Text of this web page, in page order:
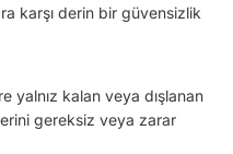
karşı derin bir güvensizlik
yalnız kalan veya dışlanan
gereksiz veya zarar